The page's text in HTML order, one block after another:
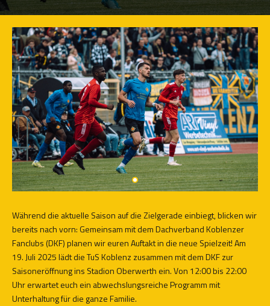
Während die aktuelle Saison auf die Zielgerade einbiegt, blicken wir
bereits nach vorn: Gemeinsam mit dem Dachverband Koblenzer
Fanclubs (DKF) planen wir euren Auftakt in die neue Spielzeit! Am
19. Juli 2025 lädt die TuS Koblenz zusammen mit dem DKF zur
Saisoneröffnung ins Stadion Oberwerth ein. Von 12:00 bis 22:00
Uhr erwartet euch ein abwechslungsreiche Programm mit
Unterhaltung für die ganze Familie.